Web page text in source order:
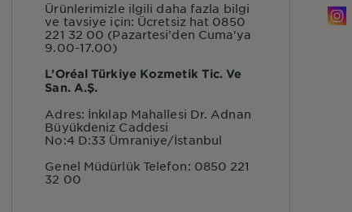
Ürünlerimizle ilgili daha fazla bilgi
ve tavsiye için: Ücretsiz hat 0850
221 32 00 (Pazartesi'den Cuma'ya
9.00-17.00)
L’Oréal Türkiye Kozmetik Tic. Ve
San. A.Ş.
Adres: İnkılap Mahallesi Dr. Adnan
Büyükdeniz Caddesi
No:4 D:33 Ümraniye/İstanbul
Genel Müdürlük Telefon: 0850 221
32 00